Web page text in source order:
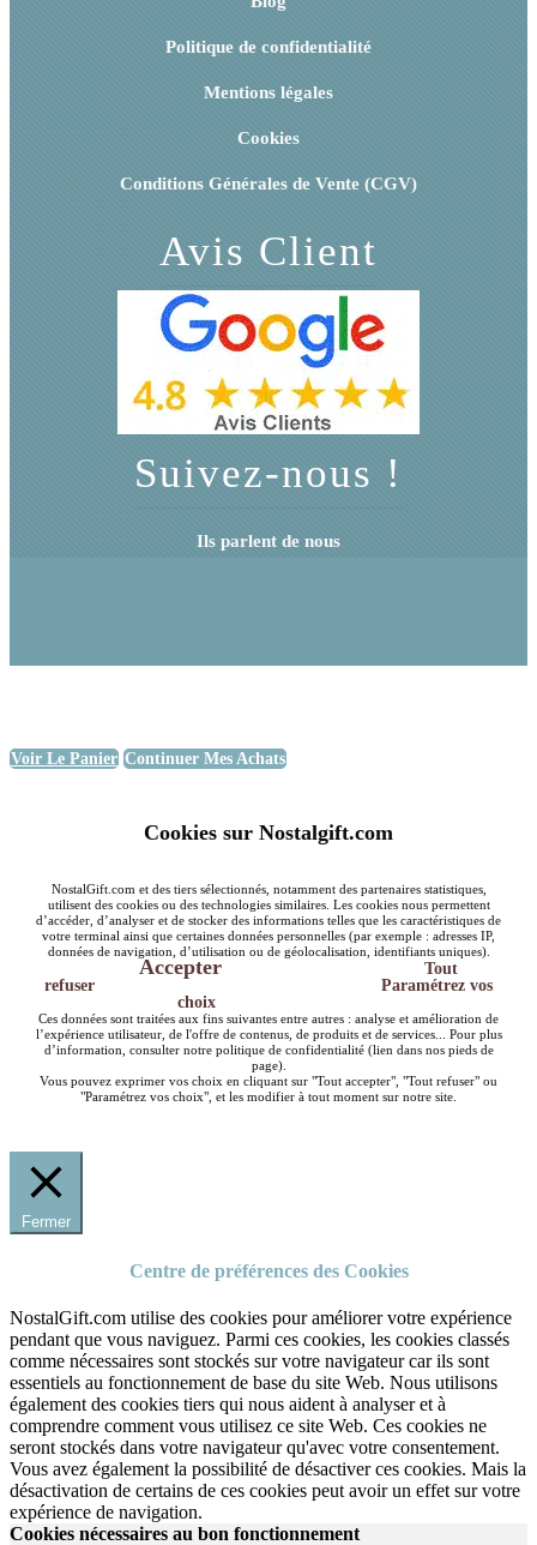
Politique de confidentialité
Mentions légales
Cookies
Conditions Générales de Vente (CGV)
Avis Client
Suivez-nous !
Ils parlent de nous
Voir Le Panier Continuer Mes Achats
Cookies sur Nostalgift.com
NostalGift.com et des tiers sélectionnés, notamment des partenaires statistiques,
utilisent des cookies ou des technologies similaires. Les cookies nous permettent
d’accéder, d’analyser et de stocker des informations telles que les caractéristiques de
votre terminal ainsi que certaines données personnelles (par exemple : adresses IP,
données de navigation, d’utilisation ou de géolocalisation, identifiants uniques).
Accepter
Tout
refuser
Paramétrez vos
choix
Ces données sont traitées aux fins suivantes entre autres : analyse et amélioration de
l’expérience utilisateur, de l'offre de contenus, de produits et de services... Pour plus
d’information, consulter notre politique de confidentialité (lien dans nos pieds de
page).
Vous pouvez exprimer vos choix en cliquant sur "Tout accepter", "Tout refuser" ou
"Paramétrez vos choix", et les modifier à tout moment sur notre site.
Fermer
Centre de préférences des Cookies
NostalGift.com utilise des cookies pour améliorer votre expérience
pendant que vous naviguez. Parmi ces cookies, les cookies classés
comme nécessaires sont stockés sur votre navigateur car ils sont
essentiels au fonctionnement de base du site Web. Nous utilisons
également des cookies tiers qui nous aident à analyser et à
comprendre comment vous utilisez ce site Web. Ces cookies ne
seront stockés dans votre navigateur qu'avec votre consentement.
Vous avez également la possibilité de désactiver ces cookies. Mais la
désactivation de certains de ces cookies peut avoir un effet sur votre
expérience de navigation.
Cookies nécessaires au bon fonctionnement